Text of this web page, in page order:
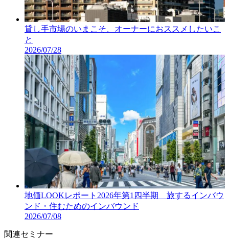
貸し手市場のいまこそ、オーナーにおススメしたいこ
と
2026/07/28
地価LOOKレポート2026年第1四半期 旅するインバウ
ンド・住むためのインバウンド
2026/07/08
関連セミナー